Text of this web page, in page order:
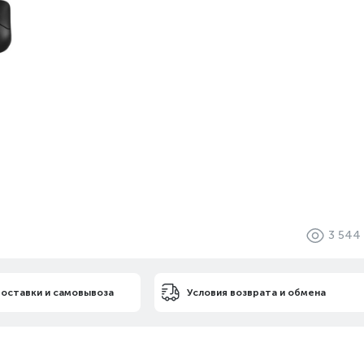
3 544
и самовывоза Условия возврата и обмена